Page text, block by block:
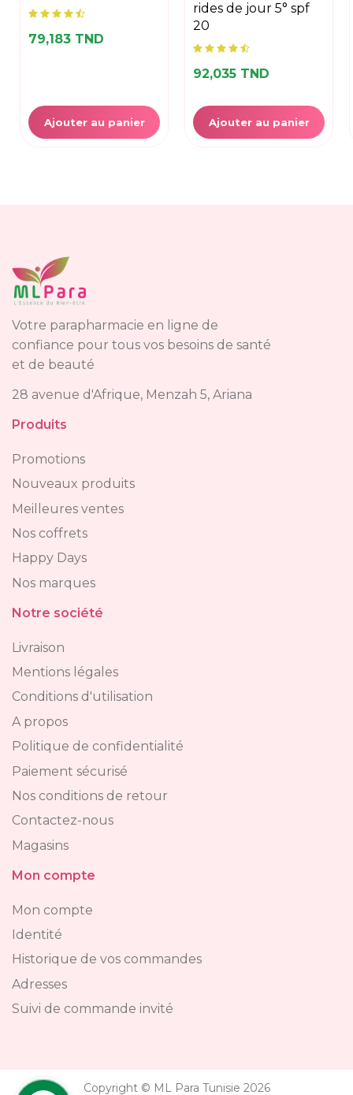
79,183 TND
Ajouter au panier
rides de jour 5° spf
20
92,035 TND
Ajouter au panier
Votre parapharmacie en ligne de
confiance pour tous vos besoins de santé
et de beauté
28 avenue d'Afrique, Menzah 5, Ariana
Produits
Promotions
Nouveaux produits
Meilleures ventes
Nos coffrets
Happy Days
Nos marques
Notre société
Livraison
Mentions légales
Conditions d'utilisation
A propos
Politique de confidentialité
Paiement sécurisé
Nos conditions de retour
Contactez-nous
Magasins
Mon compte
Mon compte
Identité
Historique de vos commandes
Adresses
Suivi de commande invité
Copyright © ML Para Tunisie 2026